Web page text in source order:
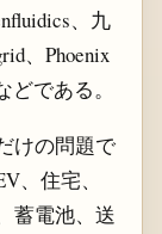
、九
、Phoenix
である。
けの問題で
、住宅、
蓄電池、送